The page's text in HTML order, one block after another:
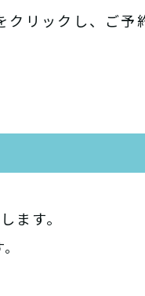
クリックし、ご予
ます。